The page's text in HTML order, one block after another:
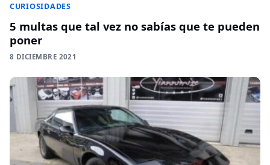
CURIOSIDADES
5 multas que tal vez no sabías que te pueden
poner
8 DICIEMBRE 2021